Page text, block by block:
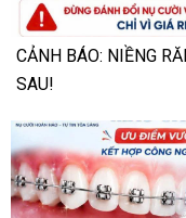
CẢNH BÁO: NIỀNG
SAU!